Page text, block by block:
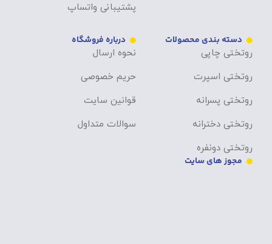
پشتیبانی واتساپ
دسته بندی محصولات
روتختی چاپی
روتختی اسپرت
روتختی پسرانه
روتختی دخترانه
روتختی دونفره
درباره فروشگاه
نحوه ارسال
حریم خصوصی
قوانین سایت
سوالات متداول
مجوز های سایت